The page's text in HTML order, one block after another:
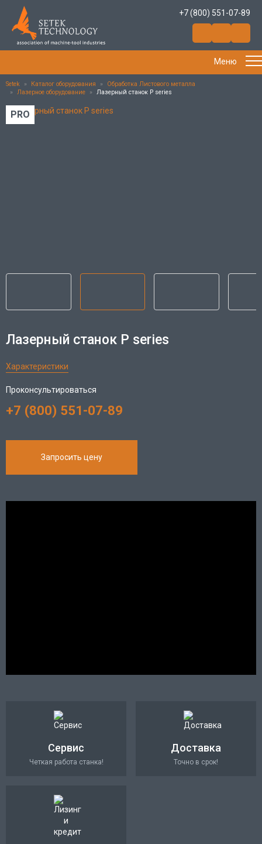
+7 (800) 551-07-89
Меню
Setek » Каталог оборудования »
Обработка Листового металла
»
Лазерное оборудование » Лазерный станок P series
PRO
Лазерный станок P series
Характеристики
Проконсультироваться
+7 (800) 551-07-89
Запросить цену
Сервис
Четкая работа станка!
Доставка
Точно в срок!